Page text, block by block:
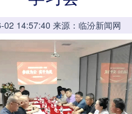
02 14:57:40 来源：临汾新闻网